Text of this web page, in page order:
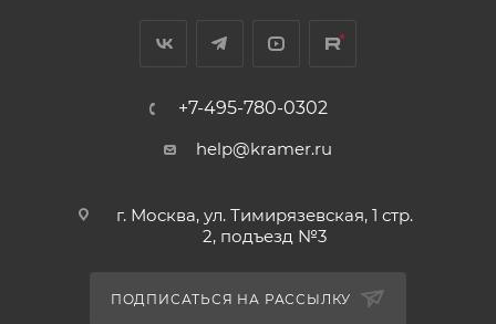
+7-495-780-0302
help@kramer.ru
г. Москва, ул. Тимирязевская, 1 стр.
2, подъезд №3
ПОДПИСАТЬСЯ НА РАССЫЛКУ